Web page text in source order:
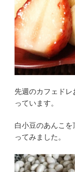
先週のカフェド
っています。
白小豆のあんこ
ってみました。